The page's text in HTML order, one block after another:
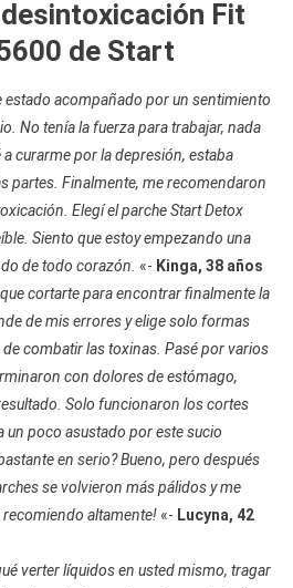
Fit
de Start
estado acompañado por un sentimiento
No tenía la fuerza para trabajar, nada
curarme por la depresión, estaba
partes. Finalmente, me recomendaron
Elegí el parche Start Detox
Siento que estoy empezando una
de todo corazón. «- Kinga, 38 años
cortarte para encontrar finalmente la
de mis errores y elige solo formas
combatir las toxinas. Pasé por varios
con dolores de estómago,
Solo funcionaron los cortes
un poco asustado por este sucio
en serio? Bueno, pero después
se volvieron más pálidos y me
altamente!«- Lucyna, 42
verter líquidos en usted mismo, tragar